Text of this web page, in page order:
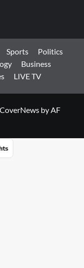
Sports
Politics
Business
LIVE TV
CoverNews by AF